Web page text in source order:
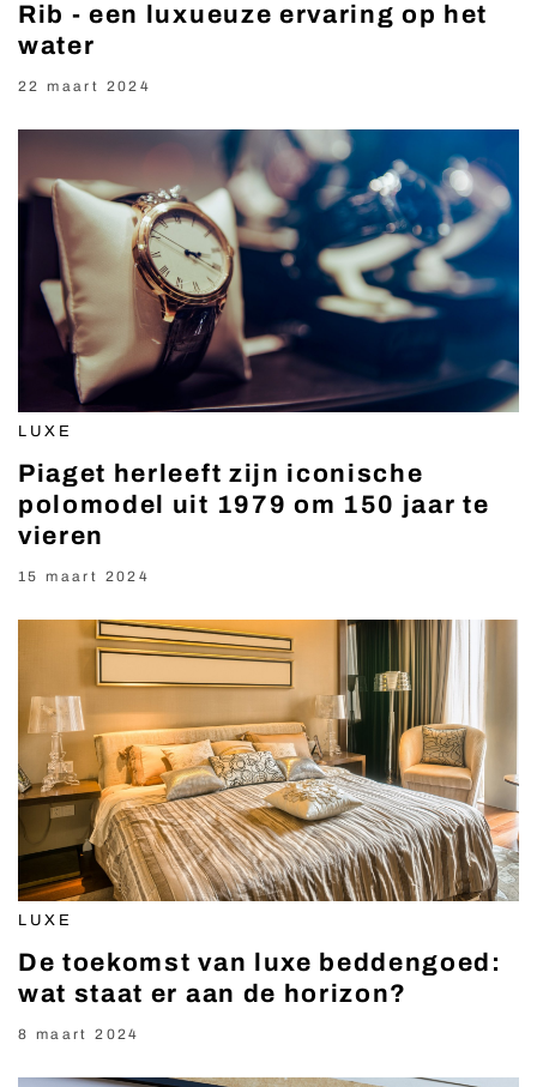
Rib - een luxueuze ervaring op het
water
22 maart 2024
LUXE
Piaget herleeft zijn iconische
polomodel uit 1979 om 150 jaar te
vieren
15 maart 2024
LUXE
De toekomst van luxe beddengoed:
wat staat er aan de horizon?
8 maart 2024